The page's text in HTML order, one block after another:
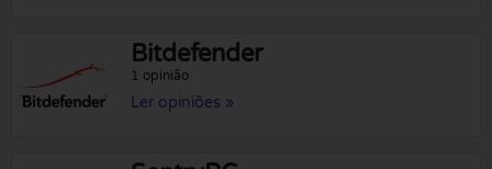
Bitdefender
1 opinião
Ler opiniões »